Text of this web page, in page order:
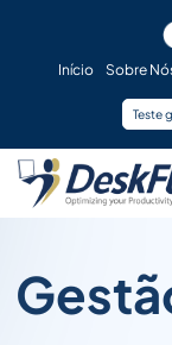
Início Sobre
Teste